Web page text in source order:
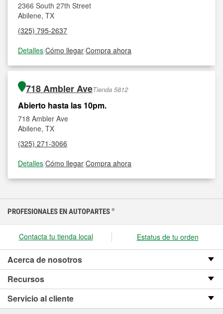
2366 South 27th Street
Abilene, TX
(325) 795-2637
Detalles|Cómo llegar|Compra ahora
718 Ambler AveTienda 5812
Abierto hasta las 10pm.
718 Ambler Ave
Abilene, TX
(325) 271-3066
Detalles|Cómo llegar|Compra ahora
PROFESIONALES EN AUTOPARTES ®
Contacta tu tienda local Estatus de tu orden
Acerca de nosotros
Recursos
Servicio al cliente